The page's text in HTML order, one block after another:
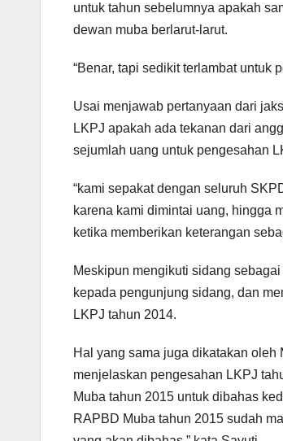
untuk tahun sebelumnya apakah
dewan muba berlarut-larut.
“Benar, tapi sedikit terlambat untuk
Usai menjawab pertanyaan dari
LKPJ apakah ada tekanan dari
sejumlah uang untuk pengesahan
“kami sepakat dengan seluruh
karena kami dimintai uang, hingga
ketika memberikan keterangan
Meskipun mengikuti sidang
kepada pengunjung sidang, dan
LKPJ tahun 2014.
Hal yang sama juga dikatakan
menjelaskan pengesahan LKPJ
Muba tahun 2015 untuk dibahas
RAPBD Muba tahun 2015 sudah